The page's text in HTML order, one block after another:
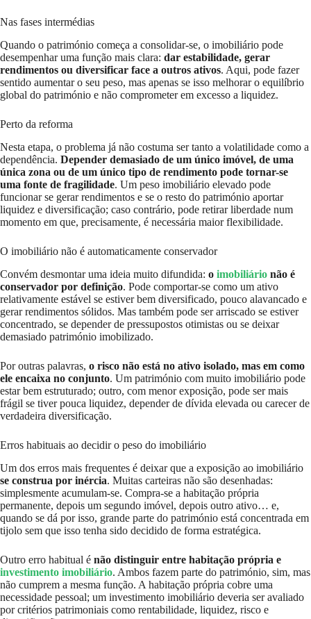
Nas fases intermédias
Quando o património começa a consolidar-se, o imobiliário pode
desempenhar uma função mais clara: dar estabilidade, gerar
rendimentos ou diversificar face a outros ativos. Aqui, pode fazer
sentido aumentar o seu peso, mas apenas se isso melhorar o equilíbrio
global do património e não comprometer em excesso a liquidez.
Perto da reforma
Nesta etapa, o problema já não costuma ser tanto a volatilidade como a
dependência. Depender demasiado de um único imóvel, de uma
única zona ou de um único tipo de rendimento pode tornar-se
uma fonte de fragilidade. Um peso imobiliário elevado pode
funcionar se gerar rendimentos e se o resto do património aportar
liquidez e diversificação; caso contrário, pode retirar liberdade num
momento em que, precisamente, é necessária maior flexibilidade.
O imobiliário não é automaticamente conservador
Convém desmontar uma ideia muito difundida: o imobiliário não é
conservador por definição. Pode comportar-se como um ativo
relativamente estável se estiver bem diversificado, pouco alavancado e
gerar rendimentos sólidos. Mas também pode ser arriscado se estiver
concentrado, se depender de pressupostos otimistas ou se deixar
demasiado património imobilizado.
Por outras palavras, o risco não está no ativo isolado, mas em como
ele encaixa no conjunto. Um património com muito imobiliário pode
estar bem estruturado; outro, com menor exposição, pode ser mais
frágil se tiver pouca liquidez, depender de dívida elevada ou carecer de
verdadeira diversificação.
Erros habituais ao decidir o peso do imobiliário
Um dos erros mais frequentes é deixar que a exposição ao imobiliário
se construa por inércia. Muitas carteiras não são desenhadas:
simplesmente acumulam-se. Compra-se a habitação própria
permanente, depois um segundo imóvel, depois outro ativo… e,
quando se dá por isso, grande parte do património está concentrada em
tijolo sem que isso tenha sido decidido de forma estratégica.
Outro erro habitual é não distinguir entre habitação própria e
investimento imobiliário. Ambos fazem parte do património, sim, mas
não cumprem a mesma função. A habitação própria cobre uma
necessidade pessoal; um investimento imobiliário deveria ser avaliado
por critérios patrimoniais como rentabilidade, liquidez, risco e